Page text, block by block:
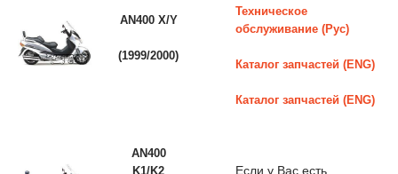
AN400 X/Y
(1999/2000)
Техническое
обслуживание (Рус)
Каталог запчастей (ENG)
AN400
K1/K2
Каталог запчастей (ENG)
Если у Вас есть